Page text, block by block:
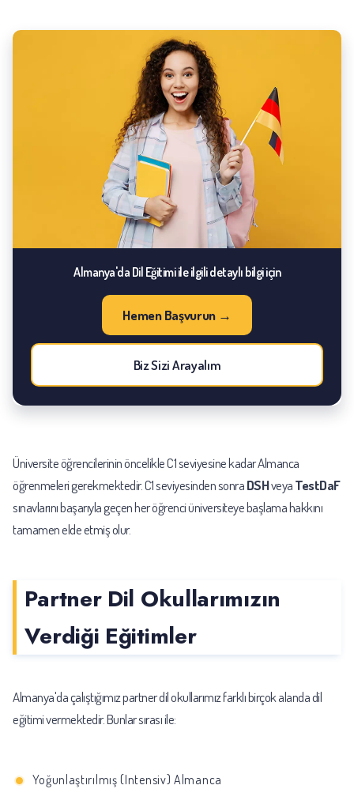
Almanya'da Dil Eğitimi ile ilgili detaylı bilgi için
Hemen Başvurun →
Biz Sizi Arayalım
Üniversite öğrencilerinin öncelikle C1 seviyesine kadar Almanca
öğrenmeleri gerekmektedir. C1 seviyesinden sonraDSHveyaTestDaF
sınavlarını başarıyla geçen her öğrenci üniversiteye başlama hakkını
tamamen elde etmiş olur.
Partner Dil Okullarımızın
Verdiği Eğitimler
Almanya'da çalıştığımız partner dil okullarımız farklı birçok alanda dil
eğitimi vermektedir. Bunlar sırası ile:
Yoğunlaştırılmış (Intensiv) Almanca